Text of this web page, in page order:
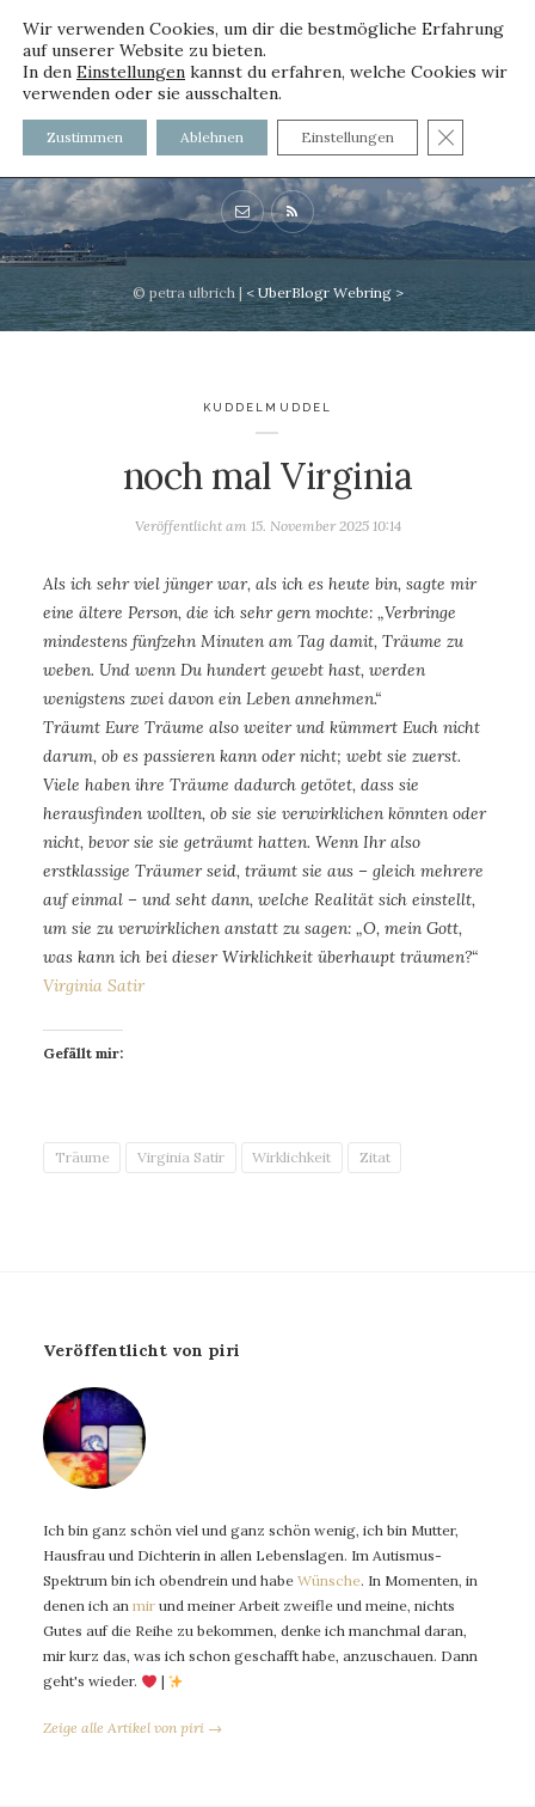
voller worte
mit und ohne Innenfutter
© petra ulbrich | < UberBlogr Webring >
KUDDELMUDDEL
noch mal Virginia
Veröffentlicht am 15. November 2025 10:14
Als ich sehr viel jünger war, als ich es heute bin, sagte mir
eine ältere Person, die ich sehr gern mochte: „Verbringe
mindestens fünfzehn Minuten am Tag damit, Träume zu
weben. Und wenn Du hundert gewebt hast, werden
wenigstens zwei davon ein Leben annehmen.“
Träumt Eure Träume also weiter und kümmert Euch nicht
darum, ob es passieren kann oder nicht; webt sie zuerst.
Viele haben ihre Träume dadurch getötet, dass sie
herausfinden wollten, ob sie sie verwirklichen könnten oder
nicht, bevor sie sie geträumt hatten. Wenn Ihr also
erstklassige Träumer seid, träumt sie aus – gleich mehrere
auf einmal – und seht dann, welche Realität sich einstellt,
um sie zu verwirklichen anstatt zu sagen: „O, mein Gott,
was kann ich bei dieser Wirklichkeit überhaupt träumen?“
Virginia Satir
Gefällt mir:
Träume Virginia Satir Wirklichkeit Zitat
Veröffentlicht von piri
Ich bin ganz schön viel und ganz schön wenig, ich bin Mutter,
Hausfrau und Dichterin in allen Lebenslagen. Im Autismus-
Spektrum bin ich obendrein und habe Wünsche. In Momenten, in
denen ich an mir und meiner Arbeit zweifle und meine, nichts
Gutes auf die Reihe zu bekommen, denke ich manchmal daran,
mir kurz das, was ich schon geschafft habe, anzuschauen. Dann
geht's wieder.
|
Zeige alle Artikel von piri →
Wir verwenden Cookies, um dir die bestmögliche Erfahrung
auf unserer Website zu bieten.
In den Einstellungen kannst du erfahren, welche Cookies wir
verwenden oder sie ausschalten.
Zustimmen Ablehnen Einstellungen GDPR